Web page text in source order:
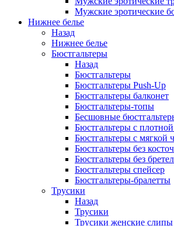
Мужские эротические
Нижнее белье
Назад
Нижнее белье
Бюстгальтеры
Назад
Бюстгальтеры
Бюстгальтеры Push-Up
Бюстгальтеры балконет
Бюстгальтеры-топы
Бесшовные
Бюстгальтеры с
Бюстгальтеры с мягкой
Бюстгальтеры без
Бюстгальтеры без
Бюстгальтеры спейсер
Бюстгальтеры-бралетты
Трусики
Назад
Трусики
Трусики женские слипы